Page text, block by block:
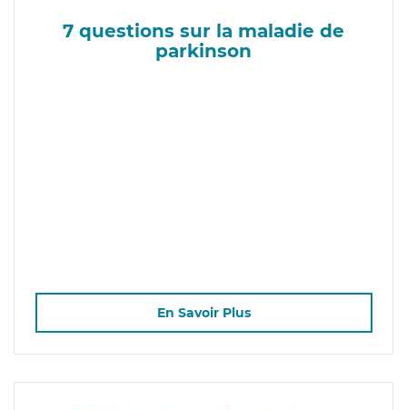
7 questions sur la maladie de
parkinson
En Savoir Plus